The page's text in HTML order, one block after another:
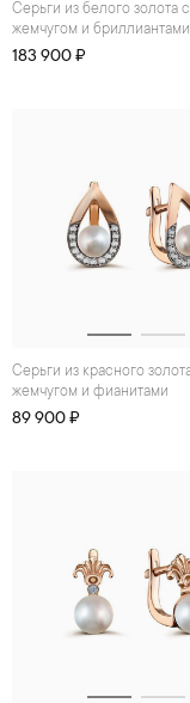
Серьги из белого золота с топазами,
жемчугом и бриллиантами
183 900 ₽
Серьги из красного золота с
жемчугом и фианитами
89 900 ₽